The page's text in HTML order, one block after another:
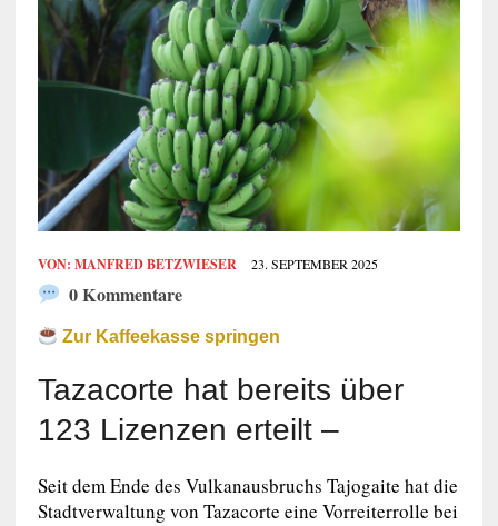
VON: MANFRED BETZWIESER 23. SEPTEMBER 2025
0 Kommentare
Zur Kaffeekasse springen
Tazacorte hat bereits über
123 Lizenzen erteilt –
Seit dem Ende des Vulkanausbruchs Tajogaite hat die
Stadtverwaltung von Tazacorte eine Vorreiterrolle bei